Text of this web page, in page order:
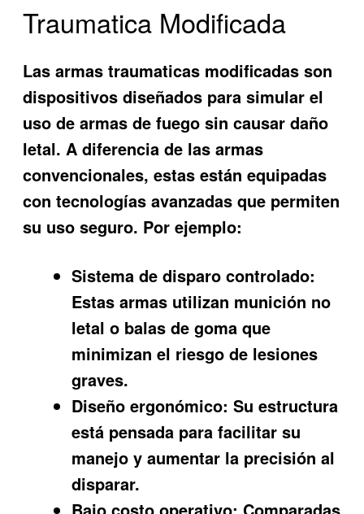
Traumatica Modificada
Las armas traumaticas modificadas son
dispositivos diseñados para simular el
uso de armas de fuego sin causar daño
letal. A diferencia de las armas
convencionales, estas están equipadas
con tecnologías avanzadas que permiten
su uso seguro. Por ejemplo:
Sistema de disparo controlado:
Estas armas utilizan munición no
letal o balas de goma que
minimizan el riesgo de lesiones
graves.
Diseño ergonómico: Su estructura
está pensada para facilitar su
manejo y aumentar la precisión al
disparar.